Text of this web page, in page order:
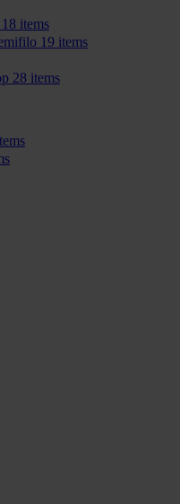
18 items
19 items
28 items